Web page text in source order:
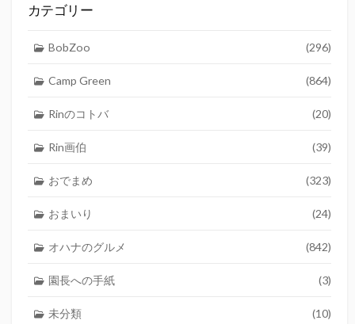
カテゴリー
BobZoo (296)
Camp Green (864)
Rinのコトバ (20)
Rin画伯 (39)
おでまめ (323)
おまいり (24)
オハナのグルメ (842)
園長への手紙 (3)
未分類 (10)